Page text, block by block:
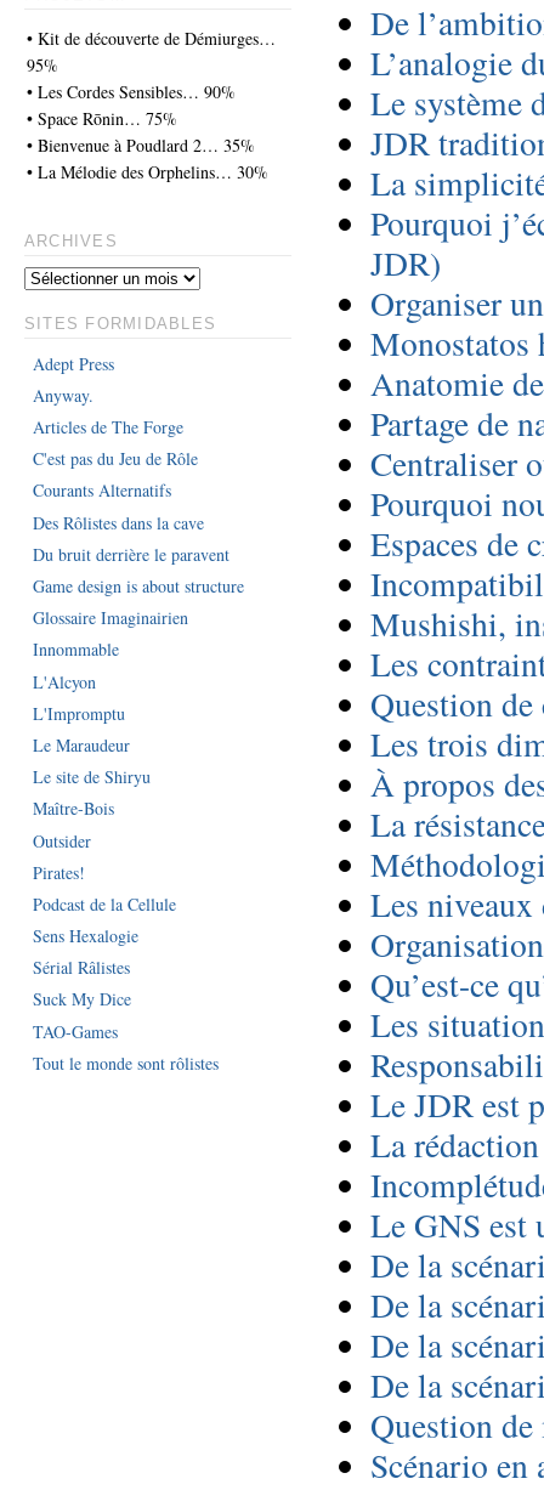
De
L’analogie
Le système
JDR
La
Pourquoi
JDR)
Organiser
Monostatos
Anatomie
Partage de
Centraliser
Pourquoi
Espaces de
Mushishi,
Les
Question
Les trois
À propos
La
Les niveaux
Qu’est-ce
Les
Le JDR est
La
Le GNS est
De la
De la
De la
De la
Question
Scénario en
• Kit de découverte de Démiurges…
95%
• Les Cordes Sensibles… 90%
• Space Rōnin… 75%
• Bienvenue à Poudlard 2… 35%
• La Mélodie des Orphelins… 30%
ARCHIVES
SITES FORMIDABLES
Adept Press
Anyway.
Articles de The Forge
C'est pas du Jeu de Rôle
Courants Alternatifs
Des Rôlistes dans la cave
Du bruit derrière le paravent
Game design is about structure
Glossaire Imaginairien
Innommable
L'Alcyon
L'Impromptu
Le Maraudeur
Le site de Shiryu
Maître-Bois
Outsider
Pirates!
Podcast de la Cellule
Sens Hexalogie
Sérial Râlistes
Suck My Dice
TAO-Games
Tout le monde sont rôlistes